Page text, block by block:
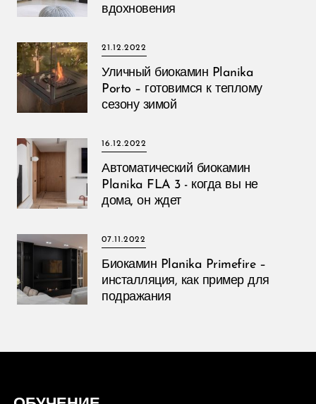
вдохновения
21.12.2022
Уличный биокамин Planika
Porto – готовимся к теплому
сезону зимой
16.12.2022
Автоматический биокамин
Planika FLA 3 - когда вы не
дома, он ждет
07.11.2022
Биокамин Planika Primefire –
инсталляция, как пример для
подражания